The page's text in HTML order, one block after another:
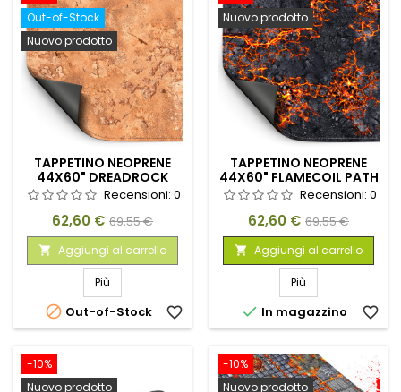
Out-of-Stock
Nuovo prodotto
TAPPETINO NEOPRENE
44X60" DREADROCK
BADLANDSRecensioni: 0
Prezzo
62,60 € Prezzo
base
69,55 €
 Aggiungi al carrello
Più
 Out-of-Stock favorite_border
Nuovo prodotto
TAPPETINO NEOPRENE
44X60" FLAMECOIL PATH
Recensioni: 0
Prezzo
62,60 € Prezzo
base
69,55 €
 Aggiungi al carrello
Più
 In magazzino favorite_border
-10%
Nuovo prodotto
-10%
Nuovo prodotto